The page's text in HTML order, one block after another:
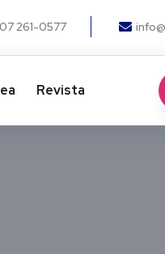
261-0577
Revista